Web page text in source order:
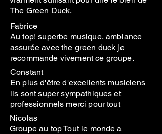
The Green Duck.
Fabrice
Au top! superbe musique, ambiance
assurée avec the green duck je
recommande vivement ce groupe.
Constant
En plus d'être d'excellents musiciens
ils sont super sympathiques et
professionnels merci pour tout
Nicolas
Groupe au top Tout le monde a